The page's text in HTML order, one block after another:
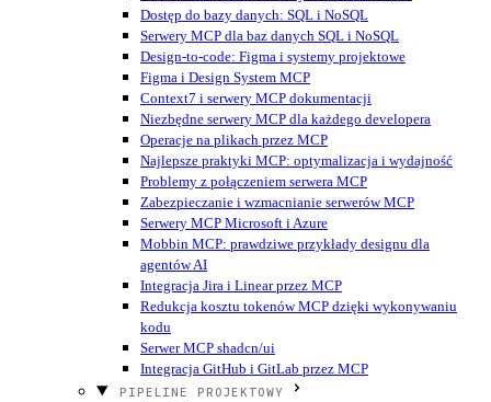
Dostęp do bazy danych: SQL i NoSQL
Serwery MCP dla baz danych SQL i NoSQL
Design-to-code: Figma i systemy projektowe
Figma i Design System MCP
Context7 i serwery MCP dokumentacji
Niezbędne serwery MCP dla każdego developera
Operacje na plikach przez MCP
Najlepsze praktyki MCP: optymalizacja i wydajność
Problemy z połączeniem serwera MCP
Zabezpieczanie i wzmacnianie serwerów MCP
Serwery MCP Microsoft i Azure
Mobbin MCP: prawdziwe przykłady designu dla
agentów AI
Integracja Jira i Linear przez MCP
Redukcja kosztu tokenów MCP dzięki wykonywaniu
kodu
Serwer MCP shadcn/ui
Integracja GitHub i GitLab przez MCP
PIPELINE PROJEKTOWY